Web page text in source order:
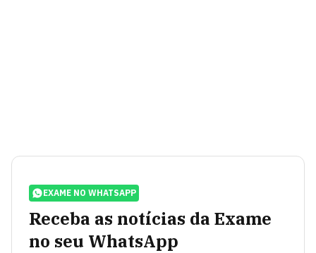
EXAME NO WHATSAPP
Receba as notícias da Exame
no seu WhatsApp